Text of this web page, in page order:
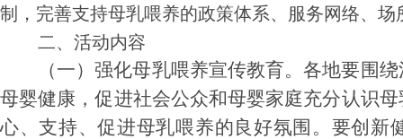
制，完善支持母乳喂养的政策体系、服务网络、
二、活动内容
（一）强化母乳喂养宣传教育。各地要围
母婴健康，促进社会公众和母婴家庭充分认识
心、支持、促进母乳喂养的良好氛围。要创新